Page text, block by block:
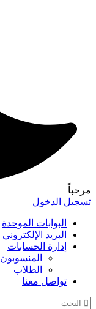
مرحباً
تسجيل الدخول
البوابات الموحدة
البريد الإلكتروني
إدارة الحسابات
المنسوبون
الطلاب
تواصل معنا